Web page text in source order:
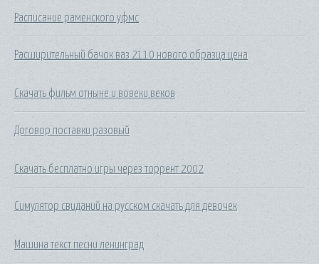
Расписание раменского уфмс
Расширительный бачок ваз 2110 нового образца цена
Скачать фильм отныне и вовеки веков
Договор поставки разовый
Скачать бесплатно игры через торрент 2002
Симулятор свиданий на русском скачать для девочек
Машина текст песни ленинград